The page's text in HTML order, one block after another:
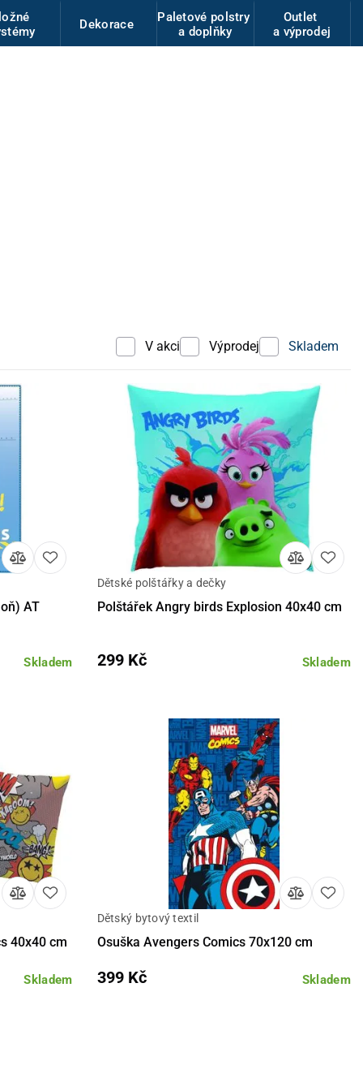
Dekorace
Paletové polstry
a doplňky
Outlet
a výprodej
V akci Výprodej Skladem
AT
Skladem
Dětské polštářky a dečky
Polštářek Angry birds Explosion 40x40 cm
Skladem
299 Kč
40x40 cm
Skladem
Dětský bytový textil
Osuška Avengers Comics 70x120 cm
Skladem
399 Kč